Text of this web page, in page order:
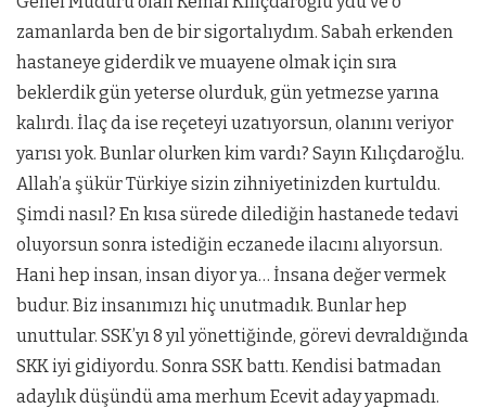
zamanlarda ben de bir sigortalıydım. Sabah erkenden
hastaneye giderdik ve muayene olmak için sıra
beklerdik gün yeterse olurduk, gün yetmezse yarına
kalırdı. İlaç da ise reçeteyi uzatıyorsun, olanını veriyor
yarısı yok. Bunlar olurken kim vardı? Sayın Kılıçdaroğlu.
Allah’a şükür Türkiye sizin zihniyetinizden kurtuldu.
Şimdi nasıl? En kısa sürede dilediğin hastanede tedavi
oluyorsun sonra istediğin eczanede ilacını alıyorsun.
Hani hep insan, insan diyor ya… İnsana değer vermek
budur. Biz insanımızı hiç unutmadık. Bunlar hep
unuttular. SSK’yı 8 yıl yönettiğinde, görevi devraldığında
SKK iyi gidiyordu. Sonra SSK battı. Kendisi batmadan
adaylık düşündü ama merhum Ecevit aday yapmadı.